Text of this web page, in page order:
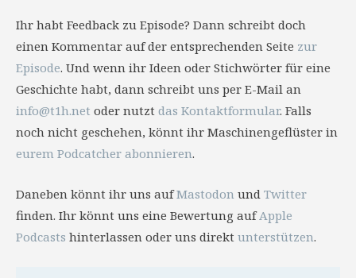
Ihr habt Feedback zu Episode? Dann schreibt doch
einen Kommentar auf der entsprechenden Seite zur
Episode. Und wenn ihr Ideen oder Stichwörter für eine
Geschichte habt, dann schreibt uns per E-Mail an
info@t1h.net oder nutzt das Kontaktformular. Falls
noch nicht geschehen, könnt ihr Maschinengeflüster in
eurem Podcatcher abonnieren.
Daneben könnt ihr uns aufMastodon und Twitter
finden. Ihr könnt uns eine Bewertung aufApple
Podcasts hinterlassen oder uns direkt unterstützen.